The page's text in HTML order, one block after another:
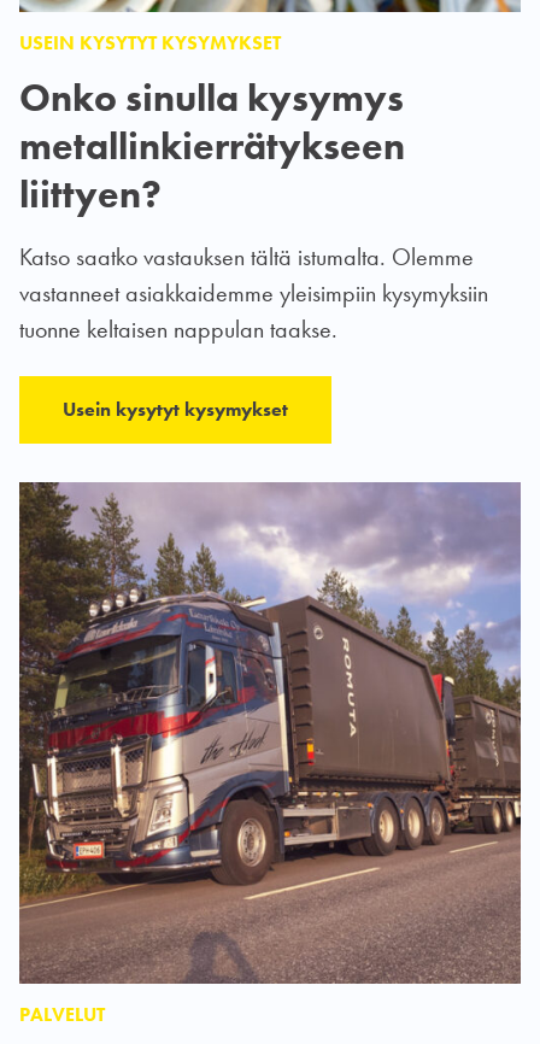
USEIN KYSYTYT KYSYMYKSET
Onko sinulla kysymys
metallinkierrätykseen
liittyen?
Katso saatko vastauksen tältä istumalta. Olemme
vastanneet asiakkaidemme yleisimpiin kysymyksiin
tuonne keltaisen nappulan taakse.
Usein kysytyt kysymykset
PALVELUT